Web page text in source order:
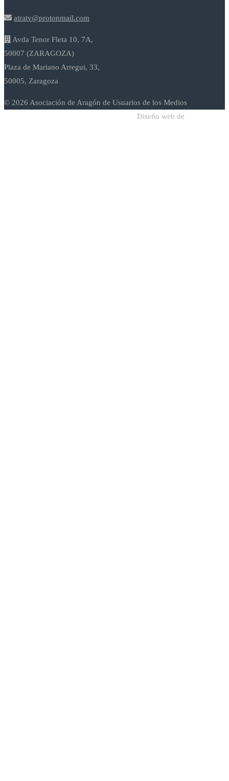
atratv@protonmail.com
Avda Tenor Fleta 10, 7A,
50007 (ZARAGOZA)
Plaza de Mariano Arregui, 33,
50005, Zaragoza
© 2026 Asociación de Aragón de Usuarios de los Medios
Diseño web de